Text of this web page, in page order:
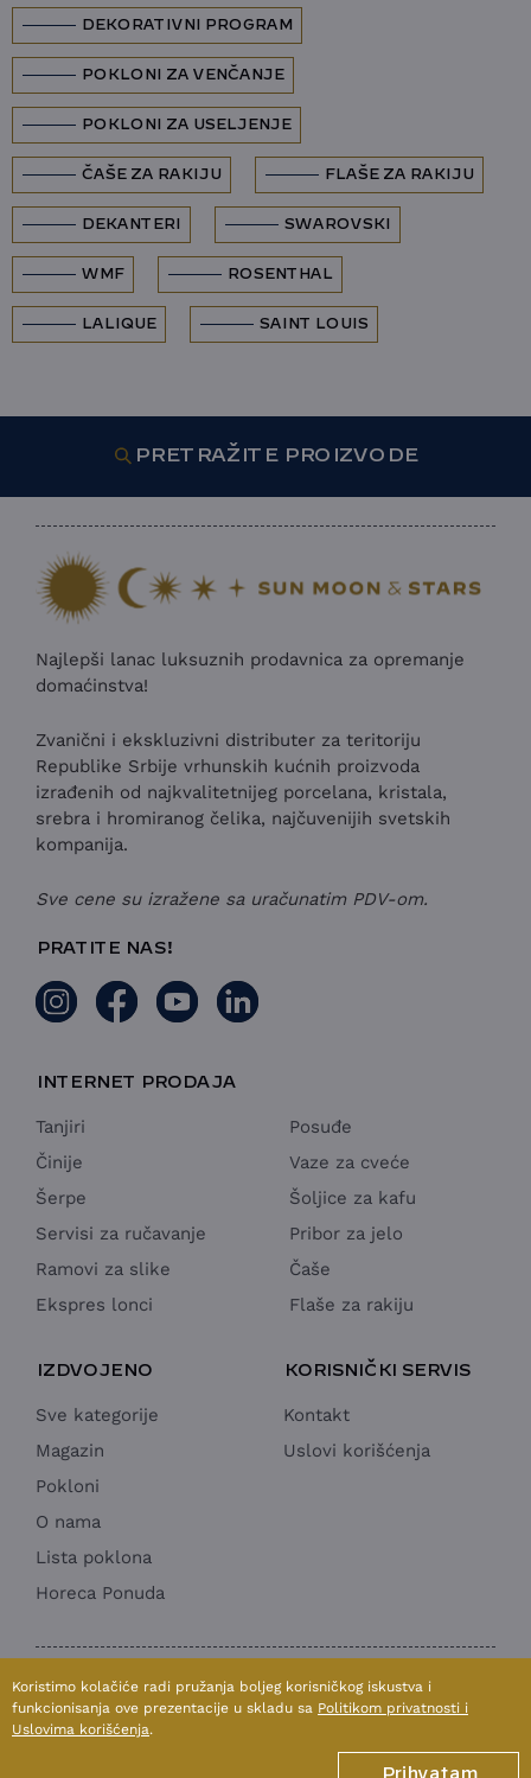
DEKORATIVNI PROGRAM
POKLONI ZA VENČANJE
POKLONI ZA USELJENJE
ČAŠE ZA RAKIJU FLAŠE ZA RAKIJU
DEKANTERI SWAROVSKI
WMF ROSENTHAL
LALIQUE SAINT LOUIS
PRETRAŽITE PROIZVODE
Najlepši lanac luksuznih prodavnica za opremanje
domaćinstva!
Zvanični i ekskluzivni distributer za teritoriju
Republike Srbije vrhunskih kućnih proizvoda
izrađenih od najkvalitetnijeg porcelana, kristala,
srebra i hromiranog čelika, najčuvenijih svetskih
kompanija.
Sve cene su izražene sa uračunatim PDV-om.
PRATITE NAS!
INTERNET PRODAJA
Tanjiri
Činije
Šerpe
Servisi za ručavanje
Ramovi za slike
Ekspres lonci
Posuđe
Vaze za cveće
Šoljice za kafu
Pribor za jelo
Čaše
Flaše za rakiju
IZDVOJENO
Sve kategorije
Magazin
Pokloni
O nama
Lista poklona
Horeca Ponuda
KORISNIČKI SERVIS
Kontakt
Uslovi korišćenja
Izrada internet prodavnice:
Avokado.rs
Koristimo kolačiće radi pružanja boljeg korisničkog iskustva i
funkcionisanja ove prezentacije u skladu sa Politikom privatnosti i
Uslovima korišćenja.
Prihvatam